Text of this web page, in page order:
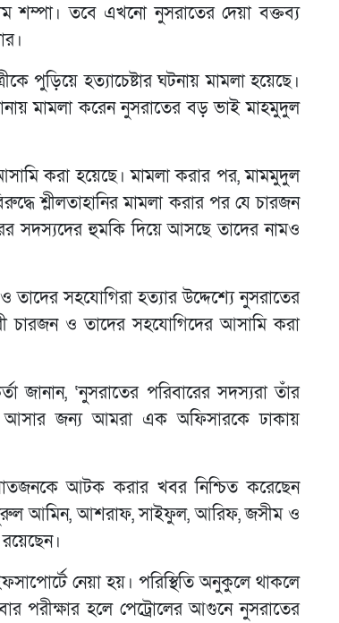
শম্পা। তবে এখনো নুসরাতের দেয়া বক্তব্য
পুড়িয়ে হত্যাচেষ্টার ঘটনায় মামলা হয়েছে।
মামলা করেন নুসরাতের বড় ভাই মাহমুদুল
করা হয়েছে। মামলা করার পর, মামমুদুল
শ্লীলতাহানির মামলা করার পর যে চারজন
সদস্যদের হুমকি দিয়ে আসছে তাদের নামও
সহযোগিরা হত্যার উদ্দেশ্যে নুসরাতের
চারজন ও তাদের সহযোগিদের আসামি করা
জানান, ‘নুসরাতের পরিবারের সদস্যরা তাঁর
আসার জন্য আমরা এক অফিসারকে ঢাকায়
সাতজনকে আটক করার খবর নিশ্চিত করেছেন
নুরুল আমিন, আশরাফ, সাইফুল, আরিফ, জসীম ও
নেয়া হয়। পরিস্থিতি অনুকুলে থাকলে
পরীক্ষার হলে পেট্রোলের আগুনে নুসরাতের